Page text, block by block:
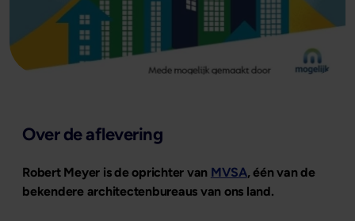
Over de aflevering
Robert Meyer is de oprichter van MVSA, één van de
bekendere architectenbureaus van ons land.